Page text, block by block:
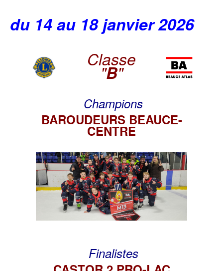
du 14 au 18 janvier 2026
Classe
"B"
Champions
BAROUDEURS BEAUCE-
CENTRE
Finalistes